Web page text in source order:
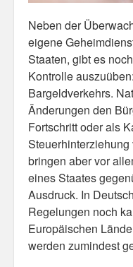
Design is how it works
The Others
Money Makes The
GTD and shit
Smarty-Pants
Vorsprung durch
Wild Stuff
Psychos
Personal
Neben der
eigene
Staaten, gibt es
Kontrolle
Bargeldverkehrs.
Änderungen den
Fortschritt oder als
bringen aber vor
eines Staates
Ausdruck. In
Regelungen noch
Europäischen
werden zumindest